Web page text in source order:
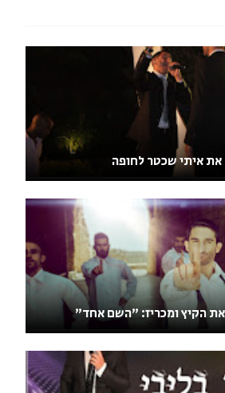
את איתי שכטר לחופה
את הקיץ ומכריז: "השם אחד"